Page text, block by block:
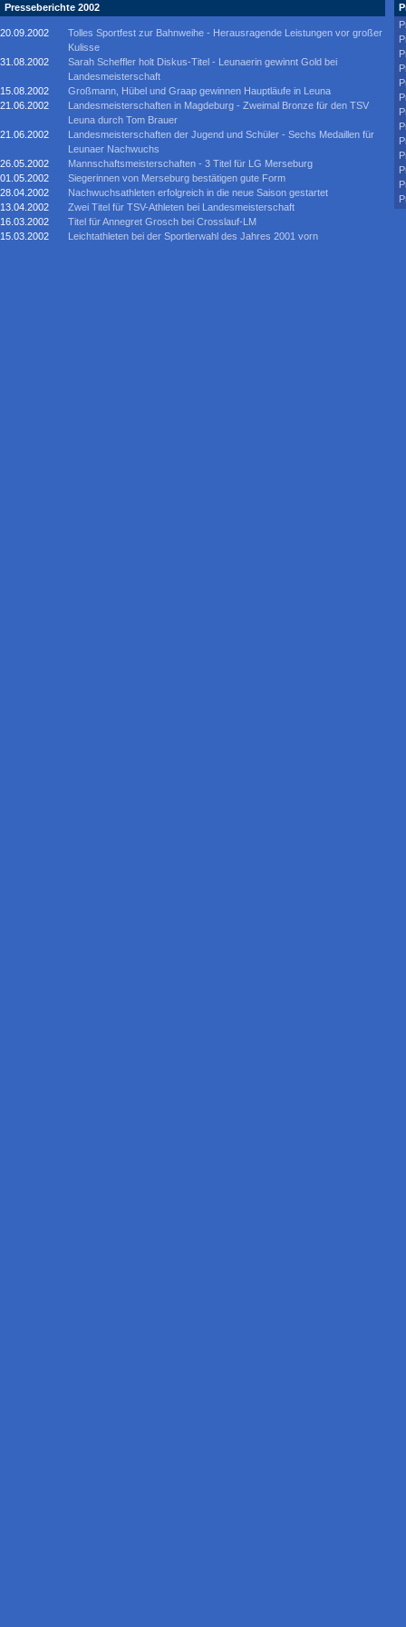
Presseberichte 2002
20.09.2002
Tolles Sportfest zur Bahnweihe - Herausragende Leistungen vor großer
Kulisse
31.08.2002
Sarah Scheffler holt Diskus-Titel - Leunaerin gewinnt Gold bei
Landesmeisterschaft
15.08.2002
Großmann, Hübel und Graap gewinnen Hauptläufe in Leuna
21.06.2002
Landesmeisterschaften in Magdeburg - Zweimal Bronze für den TSV
Leuna durch Tom Brauer
21.06.2002
Landesmeisterschaften der Jugend und Schüler - Sechs Medaillen für
Leunaer Nachwuchs
26.05.2002
Mannschaftsmeisterschaften - 3 Titel für LG Merseburg
01.05.2002
Siegerinnen von Merseburg bestätigen gute Form
28.04.2002
Nachwuchsathleten erfolgreich in die neue Saison gestartet
13.04.2002
Zwei Titel für TSV-Athleten bei Landesmeisterschaft
16.03.2002
Titel für Annegret Grosch bei Crosslauf-LM
15.03.2002
Leichtathleten bei der Sportlerwahl des Jahres 2001 vorn